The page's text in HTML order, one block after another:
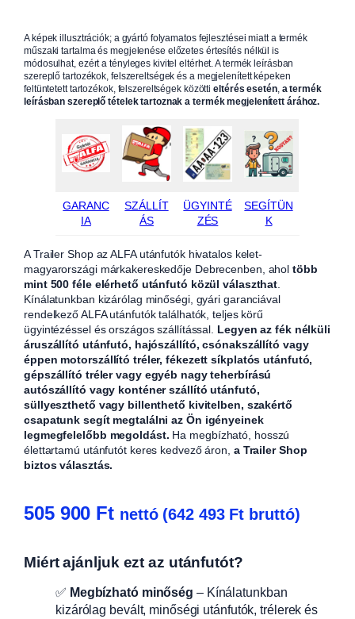
A képek illusztrációk; a gyártó folyamatos fejlesztései miatt a termék
műszaki tartalma és megjelenése előzetes értesítés nélkül is
módosulhat, ezért a tényleges kivitel eltérhet. A termék leírásban
szereplő tartozékok, felszereltségek és a megjelenített képeken
feltüntetett tartozékok, felszereltségek közöttieltérés esetén, a termék
leírásban szereplő tételek tartoznak a termék megjelenített árához.
GARANC
IA
SZÁLLÍT
ÁS
ÜGYINTÉ
ZÉS
SEGÍTÜN
K
A Trailer Shop az ALFA utánfutók hivatalos kelet-
magyarországi márkakereskedője Debrecenben, aholtöbb
mint 500 féle elérhető utánfutó közül választhat
Kínálatunkban kizárólag minőségi, gyári garanciával
rendelkező ALFA utánfutók találhatók, teljes körű
ügyintézéssel és országos szállítással. Legyen az fék nélküli
áruszállító utánfutó, hajószállító, csónakszállító vagy
éppen motorszállító tréler, fékezett síkplatós utánfutó,
gépszállító tréler vagy egyéb nagy teherbírású
autószállító vagy konténer szállító utánfutó,
süllyeszthető vagy billenthető kivitelben, szakértő
csapatunk segít megtalálni az Ön igényeinek
legmegfelelőbb megoldást. Ha megbízható, hosszú
élettartamú utánfutót keres kedvező áron, a Trailer Shop
biztos választás.
505 900 Ft nettó (642 493 Ft bruttó)
Miért ajánljuk ezt az utánfutót?
✅ Megbízható minőség – Kínálatunkban
kizárólag bevált, minőségi utánfutók, trélerek és